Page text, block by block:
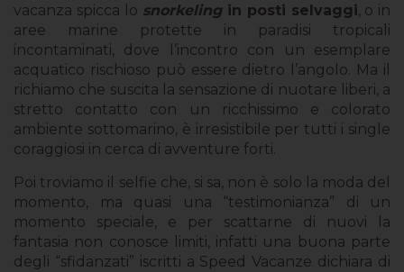
vacanza spicca lo snorkelingin posti selvaggi, o in
aree marine protette in paradisi tropicali
incontaminati, dove l’incontro con un esemplare
acquatico rischioso può essere dietro l’angolo. Ma il
richiamo che suscita la sensazione di nuotare liberi, a
stretto contatto con un ricchissimo e colorato
ambiente sottomarino, è irresistibile per tutti i single
coraggiosi in cerca di avventure forti.
Poi troviamo il selfie che, si sa, non è solo la moda del
momento, ma quasi una “testimonianza” di un
momento speciale, e per scattarne di nuovi la
fantasia non conosce limiti, infatti una buona parte
degli “sfidanzati” iscritti a Speed Vacanze dichiara di